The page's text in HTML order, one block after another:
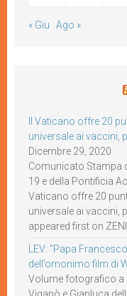
« Giu Ago »
Il Vaticano offre 20
universale ai vaccini,
Dicembre 29, 2020
Comunicato Stampa
19 e della Pontificia
Vaticano offre 20
universale ai vaccini,
appeared first on
LEV: “Papa
dell’omonimo film di
Volume fotografico a